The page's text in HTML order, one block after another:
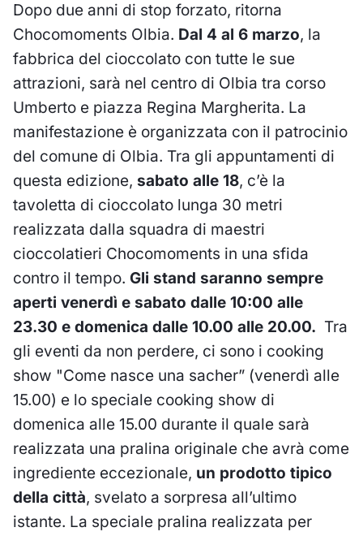
Dopo due anni di stop forzato, ritorna
Chocomoments Olbia. Dal 4 al 6 marzo, la
fabbrica del cioccolato con tutte le sue
attrazioni, sarà nel centro di Olbia tra corso
Umberto e piazza Regina Margherita. La
manifestazione è organizzata con il patrocinio
del comune di Olbia. Tra gli appuntamenti di
questa edizione, sabato alle 18, c’è la
tavoletta di cioccolato lunga 30 metri
realizzata dalla squadra di maestri
cioccolatieri Chocomoments in una sfida
contro il tempo. Gli stand saranno sempre
aperti venerdì e sabato dalle 10:00 alle
23.30 e domenica dalle 10.00 alle 20.00. Tra
gli eventi da non perdere, ci sono i cooking
show "Come nasce una sacher” (venerdì alle
15.00) e lo speciale cooking show di
domenica alle 15.00 durante il quale sarà
realizzata una pralina originale che avrà come
ingrediente eccezionale, un prodotto tipico
della città, svelato a sorpresa all’ultimo
istante. La speciale pralina realizzata per